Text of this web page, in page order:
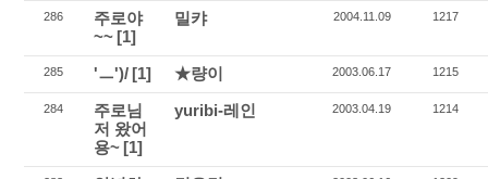
286
주로야
~~ [1]
밀캬 2004.11.09 1217
285 'ㅡ')/ [1] ★량이 2003.06.17 1215
284
주로님
저 왔어
용~ [1]
yuribi-레인 2003.04.19 1214